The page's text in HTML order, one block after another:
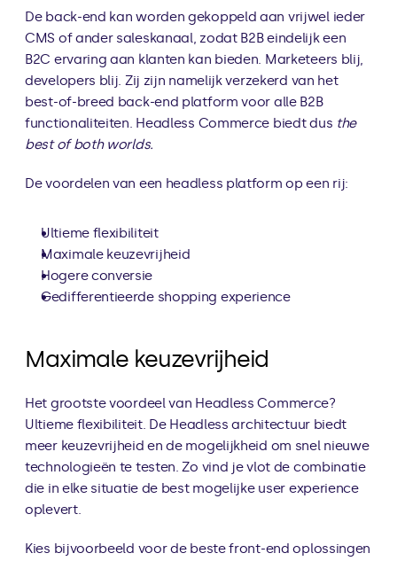
De back-end kan worden gekoppeld aan vrijwel ieder
CMS of ander saleskanaal, zodat B2B eindelijk een
B2C ervaring aan klanten kan bieden. Marketeers blij,
developers blij. Zij zijn namelijk verzekerd van het
best-of-breed back-end platform voor alle B2B
functionaliteiten. Headless Commerce biedt dus the
best of both worlds.
De voordelen van een headless platform op een rij:
Ultieme flexibiliteit
Maximale keuzevrijheid
Hogere conversie
Gedifferentieerde shopping experience
Maximale keuzevrijheid
Het grootste voordeel van Headless Commerce?
Ultieme flexibiliteit. De Headless architectuur biedt
meer keuzevrijheid en de mogelijkheid om snel nieuwe
technologieën te testen. Zo vind je vlot de combinatie
die in elke situatie de best mogelijke user experience
oplevert.
Kies bijvoorbeeld voor de beste front-end oplossingen